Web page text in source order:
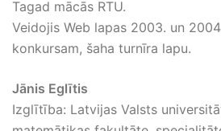
Tagad mācās RTU.
Veidojis Web lapas 2003. un
konkursam, šaha turnīra lapu.
Jānis Eglītis
Izglītība: Latvijas Valsts